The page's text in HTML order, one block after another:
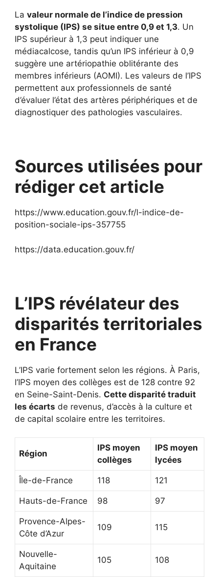
La valeur normale de l’indice de pression
systolique (IPS) se situe entre 0,9 et 1,3. Un
IPS supérieur à 1,3 peut indiquer une
médiacalcose, tandis qu’un IPS inférieur à 0,9
suggère une artériopathie oblitérante des
membres inférieurs (AOMI). Les valeurs de l’IPS
permettent aux professionnels de santé
d’évaluer l’état des artères périphériques et de
diagnostiquer des pathologies vasculaires.
Sources utilisées pour
rédiger cet article
https://www.education.gouv.fr/l-indice-de-
position-sociale-ips-357755
https://data.education.gouv.fr/
L’IPS révélateur des
disparités territoriales
en France
L’IPS varie fortement selon les régions. À Paris,
l’IPS moyen des collèges est de 128 contre 92
en Seine-Saint-Denis. Cette disparité traduit
les écarts de revenus, d’accès à la culture et
de capital scolaire entre les territoires.
Région
IPS moyen
collèges
IPS moyen
lycées
Île-de-France 118 121
Hauts-de-France 98 97
Provence-Alpes-
Côte d’Azur
109 115
Nouvelle-
Aquitaine
105 108